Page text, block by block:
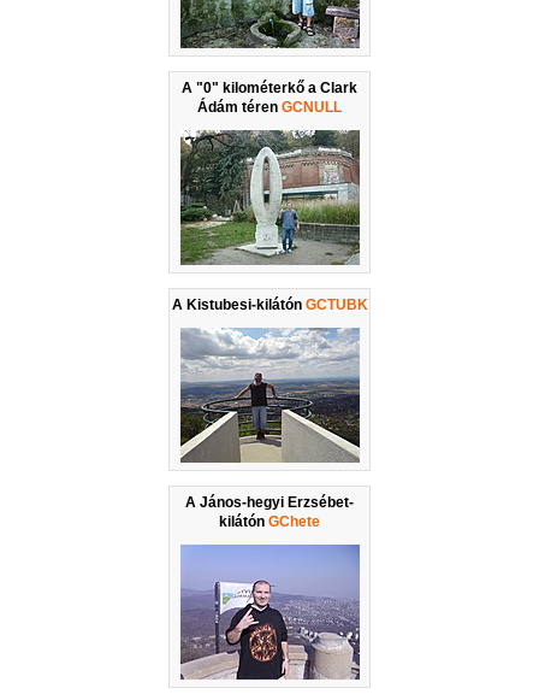
A "0" kilométerkő a Clark
Ádám téren GCNULL
A Kistubesi-kilátón GCTUBK
A János-hegyi Erzsébet-
kilátón GChete